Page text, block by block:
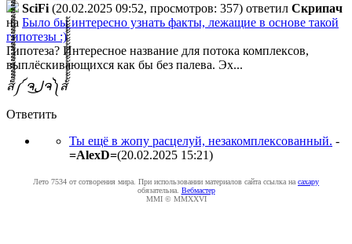
SciFi (20.02.2025 09:52, просмотров: 357) ответил Cкpипaч
на Было бы интересно узнать факты, лежащие в основе такой
гипотезы :)
Гипотеза? Интересное название для потока комплексов,
выплёскивающихся как бы без палева. Эх...
ส็็็็็็็็็็็็็็็็็็็็็็็็็༼ ຈل͜ຈ༽ส้้้้้้้้้้้้้้้้้้้้้้้
Ответить
Ты ещё в жопу расцелуй, незакомплексованный. -
=AlexD=(20.02.2025 15:21)
Лето 7534 от сотворения мира. При использовании материалов сайта ссылка на caxapу
обязательна. Вебмастер
MMI © MMXXVI